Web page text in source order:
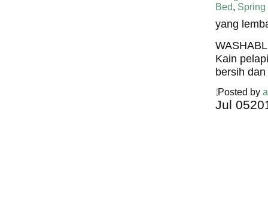
Bed, Spring
yang
Kain
bersih
Posted by
Jul 05